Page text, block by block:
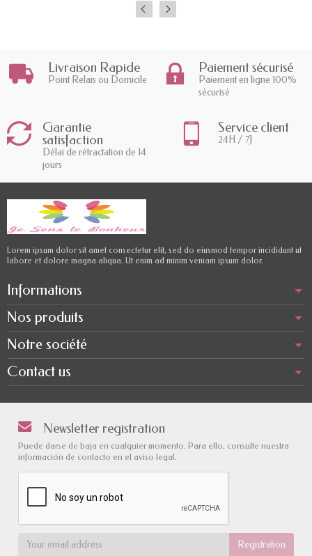
Livraison Rapide
Point Relais ou Domicile
Paiement sécurisé
Paiement en ligne 100%
sécurisé
Garantie
satisfaction
Délai de rétractation de 14
jours
Service client
24H / 7J
Lorem ipsum dolor sit amet consectetur elit, sed do eiusmod tempor incididunt ut
labore et dolore magna aliqua. Ut enim ad minim veniam ipsum dolor.
Informations
Nos produits
Notre société
Contact us
Newsletter registration
Puede darse de baja en cualquier momento. Para ello, consulte nuestra
información de contacto en el aviso legal.